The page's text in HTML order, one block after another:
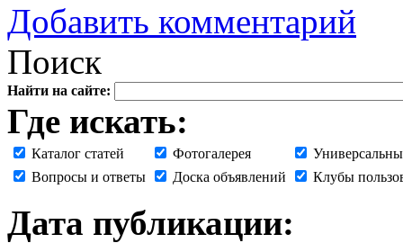
Добавить комментарий
Поиск
Найти на сайте:
Где искать:
Каталог статей Фотогалерея
Вопросы и ответы
Доска объявлений Клубы
Дата публикации: